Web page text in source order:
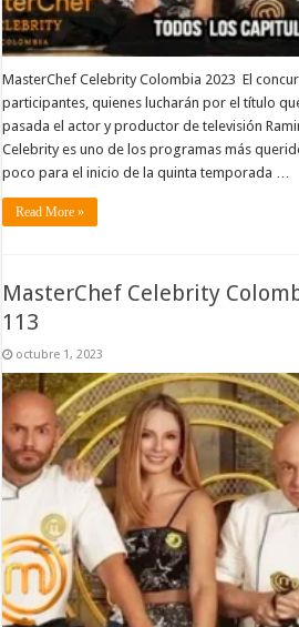
MasterChef Celebrity Colombia 2023 El
participantes, quienes lucharán por el título
pasada el actor y productor de televisión
Celebrity es uno de los programas más
poco para el inicio de la quinta temporada …
Read More »
MasterChef Celebrity
113
octubre 1, 2023